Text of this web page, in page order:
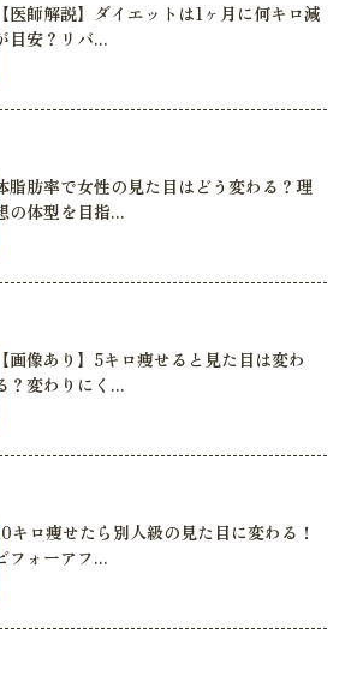
【医師解説】ダイエットは1ヶ月に何キロ減
目安？リバ...
脂肪率で女性の見た目はどう変わる？理
の体型を目指...
【画像あり】5キロ痩せると見た目は変わ
？変わりにく...
キロ痩せたら別人級の見た目に変わる！
フォーアフ...